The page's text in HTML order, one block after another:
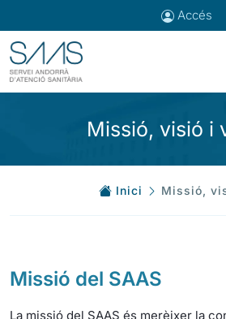
Accés
Missió, visió i
Inici Missió,
Missió del SAAS
La missió del SAAS és merèixer la